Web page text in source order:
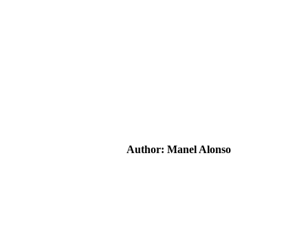
Author: Manel Alonso